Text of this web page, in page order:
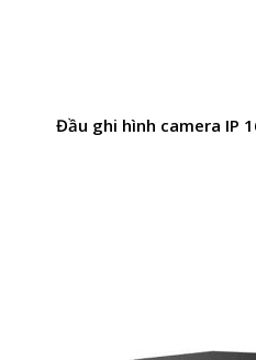
Đầu ghi hình camera IP